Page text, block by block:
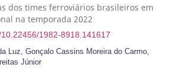
dos times ferroviários brasileiros em
na temporada 2022
1982-8918.141617
Luz, Gonçalo Cassins Moreira do Carmo,
Júnior